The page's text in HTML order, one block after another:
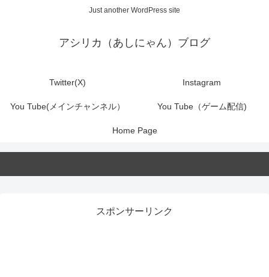
Just another WordPress site
アシリカ（あしにゃん）ブログ
Twitter(X) Instagram
You Tube(メインチャンネル） You Tube（ゲーム配信)
Home Page
スポンサーリンク